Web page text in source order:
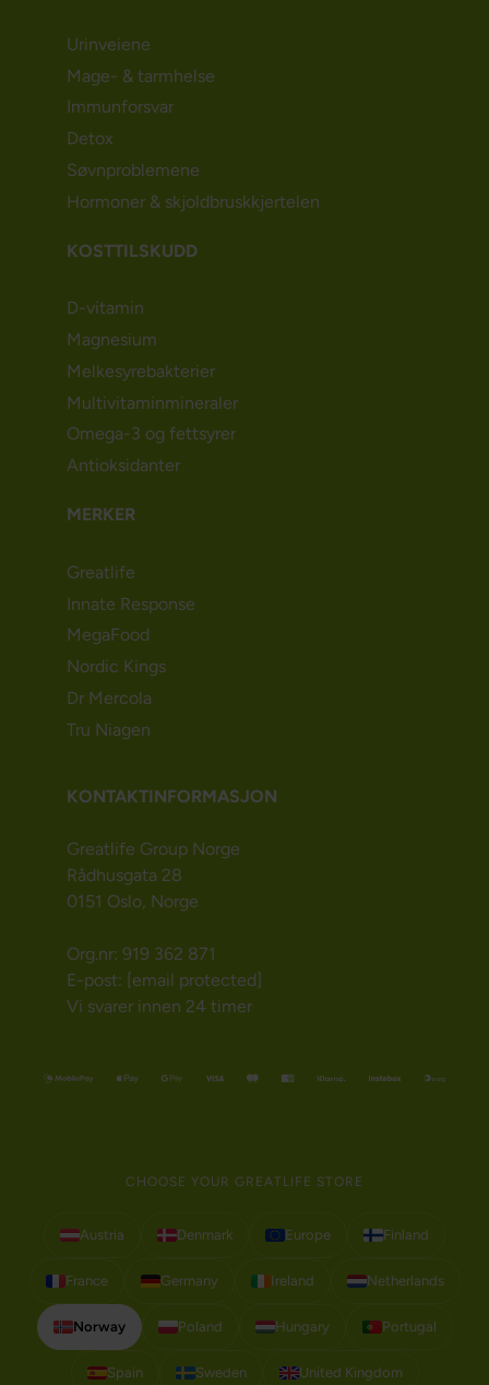
Urinveiene
Mage- & tarmhelse
Immunforsvar
Detox
Søvnproblemene
Hormoner & skjoldbruskkjertelen
KOSTTILSKUDD
D-vitamin
Magnesium
Melkesyrebakterier
Multivitaminmineraler
Omega-3 og fettsyrer
Antioksidanter
MERKER
Greatlife
Innate Response
MegaFood
Nordic Kings
Dr Mercola
Tru Niagen
KONTAKTINFORMASJON
Greatlife Group Norge
Rådhusgata 28
0151 Oslo, Norge
Org.nr: 919 362 871
E-post: [email protected]
Vi svarer innen 24 timer
CHOOSE YOUR GREATLIFE STORE
Austria Denmark Europe Finland
France Germany Ireland Netherlands
Norway Poland Hungary Portugal
Spain Sweden United Kingdom